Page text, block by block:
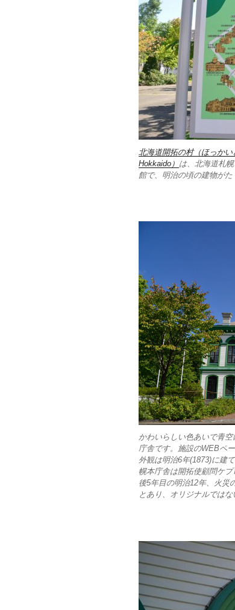
北海道開拓の村（ほっか
Hokkaido） は、北海道札
館で、明治の頃の建物がた
かわいらしい色あいで青
庁舎です。施設のWEBペ
外観は明治6年(1873)に建
幌本庁舎は開拓使顧問ケ
後5年目の明治12年、火災
とあり、オリジナルではな